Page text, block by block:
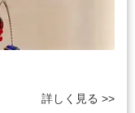
詳しく見る >>